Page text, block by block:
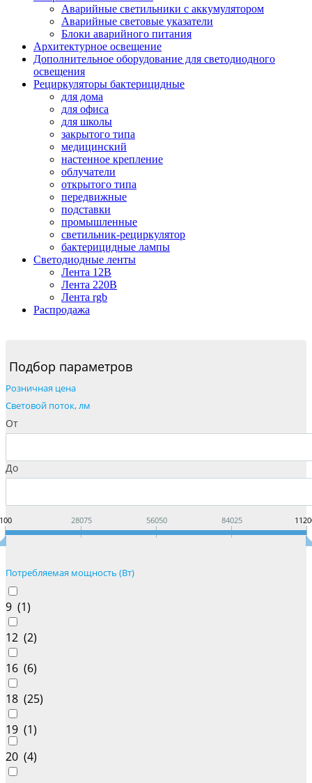
Аварийные светильники с аккумулятором
Аварийные световые указатели
Блоки аварийного питания
Архитектурное освещение
Дополнительное оборудование для светодиодного
освещения
Рециркуляторы бактерицидные
для дома
для офиса
для школы
закрытого типа
медицинский
настенное крепление
облучатели
открытого типа
передвижные
подставки
промышленные
светильник-рециркулятор
бактерицидные лампы
Светодиодные ленты
Лента 12В
Лента 220В
Лента rgb
Распродажа
Подбор параметров
Розничная цена
Cветовой поток, лм
От
До
28075 56050 84025
Потребляемая мощность (Вт)
9 (1)
12 (2)
16 (6)
18 (25)
19 (1)
20 (4)